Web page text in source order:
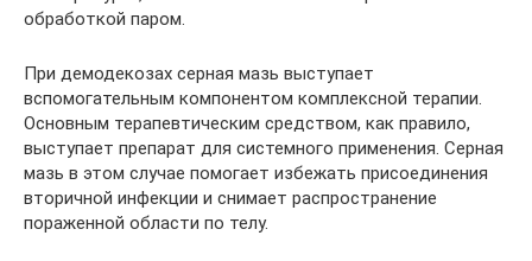
обработкой паром.
При демодекозах серная мазь выступает
вспомогательным компонентом комплексной терапии.
Основным терапевтическим средством, как правило,
выступает препарат для системного применения. Серная
мазь в этом случае помогает избежать присоединения
вторичной инфекции и снимает распространение
пораженной области по телу.